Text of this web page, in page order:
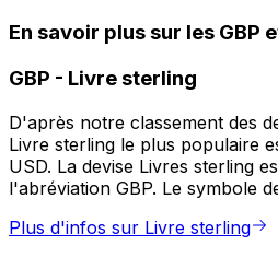
En savoir plus sur les GBP
GBP - Livre sterling
D'après notre classement des
Livre sterling le plus populaire
USD. La devise Livres sterling
l'abréviation GBP. Le symbole
Plus d'infos sur Livre sterling